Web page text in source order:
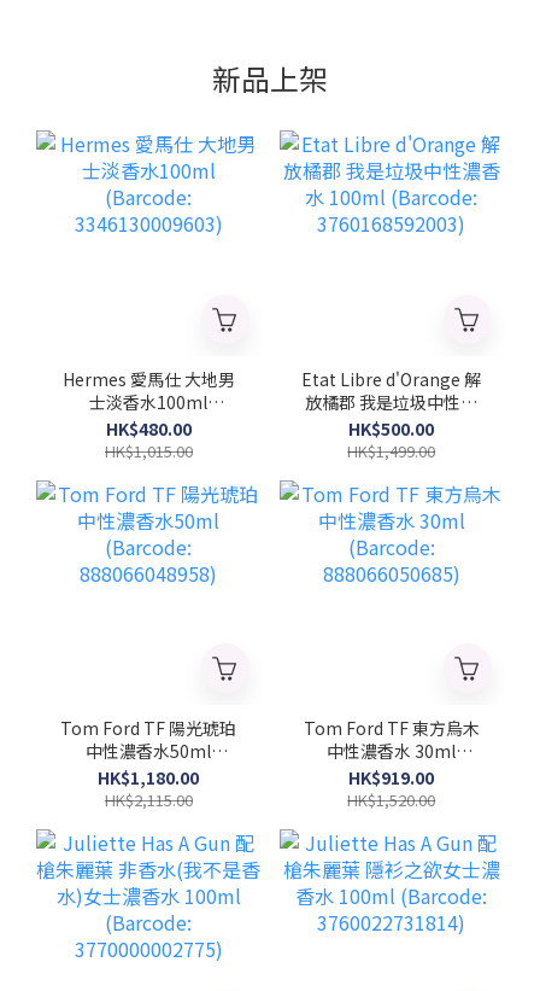
新品上架
Hermes 愛馬仕 大地男
士淡香水100ml
(Barcode:
3346130009603)
HK$480.00
HK$1,015.00
Etat Libre d'Orange 解
放橘郡 我是垃圾中性濃
香水 100ml (Barcode:
3760168592003)
HK$500.00
HK$1,499.00
Tom Ford TF 陽光琥珀
中性濃香水50ml
(Barcode:
888066048958)
HK$1,180.00
HK$2,115.00
Tom Ford TF 東方烏木
中性濃香水 30ml
(Barcode:
888066050685)
HK$919.00
HK$1,520.00